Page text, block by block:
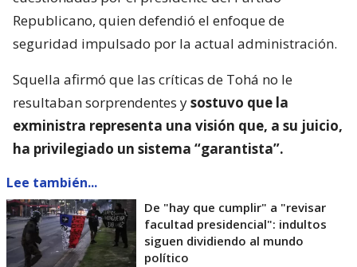
Republicano, quien defendió el enfoque de
seguridad impulsado por la actual administración.
Squella afirmó que las críticas de Tohá no le
resultaban sorprendentes ysostuvo que la
exministra representa una visión que, a su juicio,
ha privilegiado un sistema “garantista”.
Lee también...
De "hay que cumplir" a "revisar
facultad presidencial": indultos
siguen dividiendo al mundo
político